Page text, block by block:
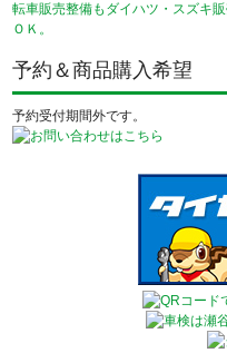
転車販売整備もダイハツ・スズキ
ＯＫ。
予約＆商品購入希望
予約受付期間外です。